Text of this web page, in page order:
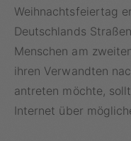
Weihnachtsfeiertag
Deutschlands
Menschen am
ihren Verwandten
antreten möchte,
Internet über